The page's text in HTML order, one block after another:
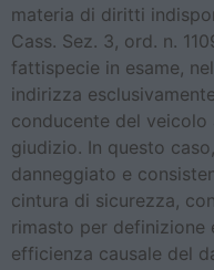
materia di diritti
Cass. Sez. 3, ord. n.
fattispecie in esame,
indirizza
conducente del
giudizio. In questo
danneggiato e
cintura di sicurezza,
rimasto per definizione
efficienza causale del